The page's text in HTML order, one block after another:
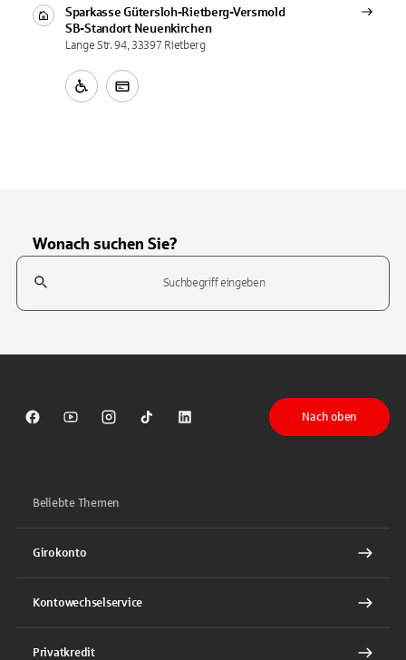
Sparkasse Gütersloh-Rietberg-Versmold
SB-Standort Neuenkirchen
Lange Str. 94, 33397 Rietberg
Wonach suchen Sie?
Suchfeld
Sparkasse auf Facebook
Sparkasse auf Youtube
Sparkasse auf Instagram
Sparkasse auf TikTok
Sparkasse auf LinkedIn
Nach oben
Beliebte Themen
Girokonto
Kontowechselservice
Privatkredit